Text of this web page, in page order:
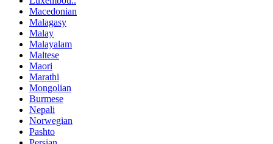
Macedonian
Malagasy
Malay
Malayalam
Maltese
Maori
Marathi
Mongolian
Burmese
Nepali
Norwegian
Pashto